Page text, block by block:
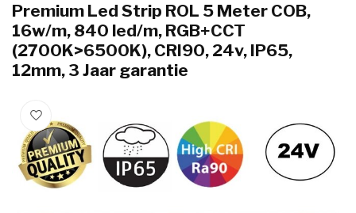
Premium Led Strip ROL 5 Meter COB,
16w/m, 840 led/m, RGB+CCT
(2700K>6500K), CRI90, 24v, IP65,
12mm, 3 Jaar garantie